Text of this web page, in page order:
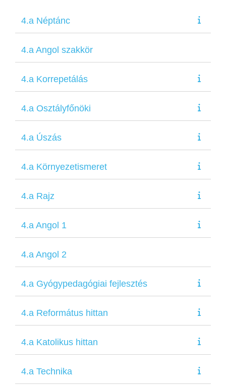
4.a Néptánc
4.a Angol szakkör
4.a Korrepetálás
4.a Osztályfőnöki
4.a Úszás
4.a Környezetismeret
4.a Rajz
4.a Angol 1
4.a Angol 2
4.a Gyógypedagógiai fejlesztés
4.a Református hittan
4.a Katolikus hittan
4.a Technika